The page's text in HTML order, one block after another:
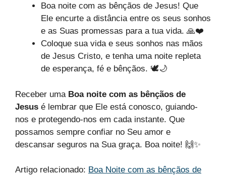
Boa noite com as bênçãos de Jesus! Que
Ele encurte a distância entre os seus sonhos
e as Suas promessas para a tua vida. 🙏❤️
Coloque sua vida e seus sonhos nas mãos
de Jesus Cristo, e tenha uma noite repleta
de esperança, fé e bênçãos. 🕊️🌙
Receber uma Boa noite com as bênçãos de
Jesus é lembrar que Ele está conosco, guiando-
nos e protegendo-nos em cada instante. Que
possamos sempre confiar no Seu amor e
descansar seguros na Sua graça. Boa noite! 🙌✨
Artigo relacionado: Boa Noite com as bênçãos de